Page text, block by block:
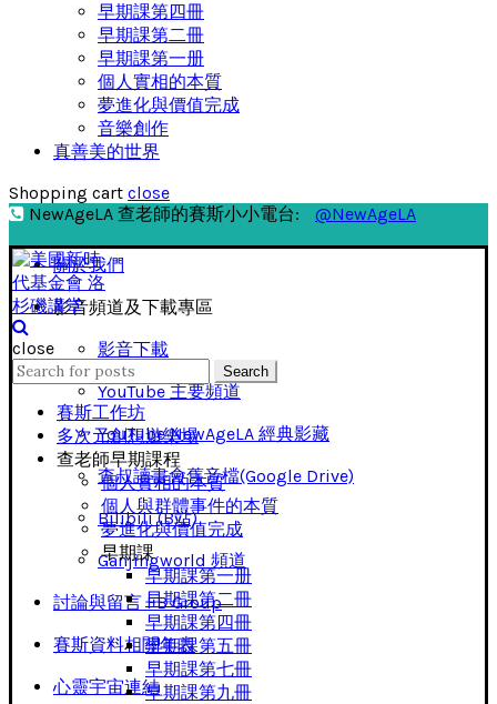
早期課第四冊
早期課第二冊
早期課第一册
個人實相的本質
夢進化與價值完成
音樂創作
真善美的世界
Shopping cart close
NewAgeLA 查老師的賽斯小小電台:
@NewAgeLA
關於我們
影音頻道及下載專區
影音下載
YouTube 主要頻道
YouTube NewAgeLA 經典影藏
查叔讀書會舊音檔(Google Drive)
Bilibili (B站)
Ganjingworld 頻道
討論與留言 FB Group
賽斯資料相關年表
心靈宇宙連結
close
Search
for:
Search
賽斯工作坊
多次元創想遊樂場
查老師早期課程
個人實相的本質
個人與群體事件的本質
夢進化與價值完成
早期課
早期課第一册
早期課第二冊
早期課第四冊
早期課第五冊
早期課第七冊
早期課第九冊